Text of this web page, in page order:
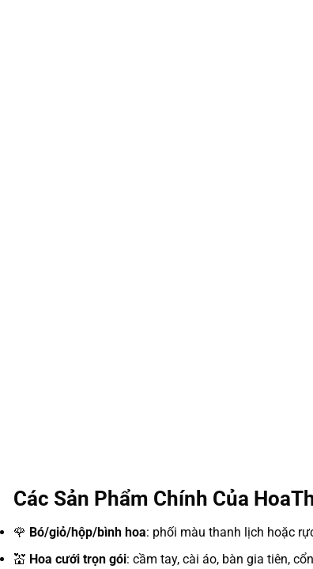
Các Sản Phẩm Chính Của
🌹 Bó/giỏ/hộp/bình hoa: phối màu thanh lịch hoặc
💒 Hoa cưới trọn gói: cầm tay, cài áo, bàn gia tiên,